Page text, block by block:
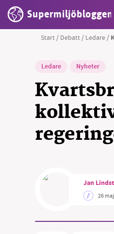
Supermiljöbloggen
Start / Debatt / Ledare /
Ledare Nyheter
Jan
26